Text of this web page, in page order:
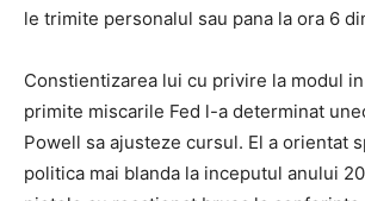
le trimite personalul sau pana la ora 6
Constientizarea lui cu privire la modul
primite miscarile Fed l-a determinat
Powell sa ajusteze cursul. El a orientat
politica mai blanda la inceputul anului